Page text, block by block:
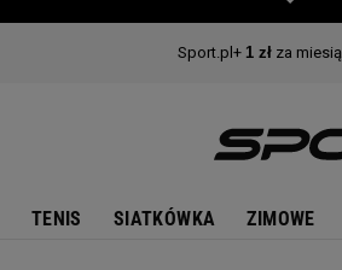
TENIS SIATKÓWKA ZIMOWE